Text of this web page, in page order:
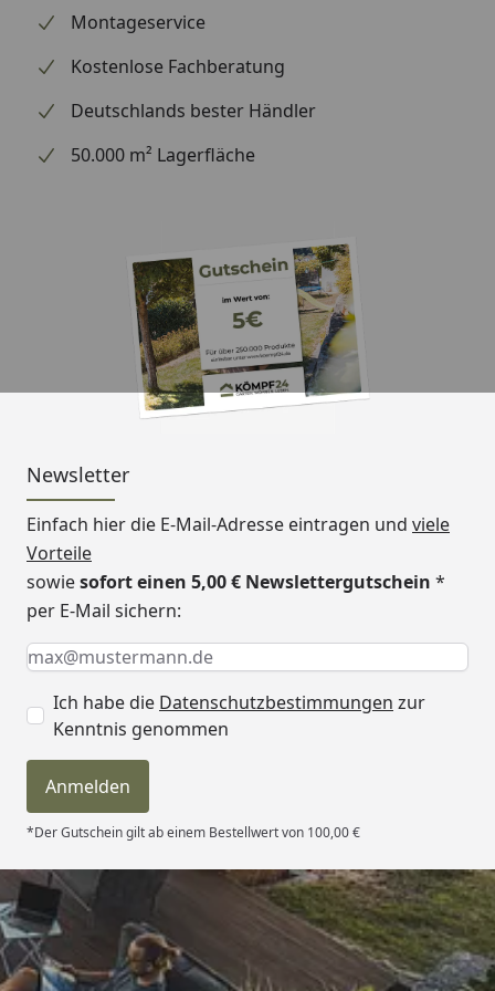
Wandelemente
Inkl. Dämmwolle für den Boden
Besonderheit Paradiso 3x2 (2-Raum): es ist
der Bestellung mit angegeben werden, wenn diese
geändert werden soll.
Die Außentür kann auch in der Front verbaut
Aufgrund der Elementbauweise werden bei einer
Imprägnierung durch unserer Monteure nur das
Feder können nicht imprägniert werden.
Tipp: Unter folgendem
Kaufberater, der Ihnen erklärt, welches Zubehör
für Ihren Saunakauf erforderlich ist und welches
Zubehör Sie optional wählen können, um ein
optimales Saunaerlebnis zu erhalten.
Grundfläche
7,5 m²
Rauminhalt
Wandstärke
75 mm
Seitenwandhöhe
261 cm
Dachfläche
7,5 m²
Dachneigung
Montageservice
Kostenlose Fachberatung
Deutschlands bester Händler
50.000 m² Lagerfläche
Newsletter
Einfach hier die E-Mail-Adresse eintragen und viele
Vorteile
sowiesofort einen 5,00 € Newslettergutschein *
per E-Mail sichern:
Keine Eingabe erforderlich
Eingabe erforderlich
E-Mail *
Ich habe die Datenschutzbestimmungen zur
Kenntnis genommen
Anmelden
*Der Gutschein gilt ab einem Bestellwert von 100,00 €
Trusted Shops